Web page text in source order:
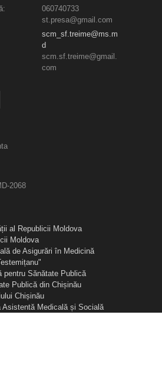
060740733
st.presa@gmail.com
scm_sf.treime@ms.m
d
scm.sf.treime@gmail.
com
2068
al Republicii Moldova
Moldova
de Asigurări în Medicină
pentru Sănătate Publică
Publică din Chișinău
Chișinău
Asistentă Medicală și Socială